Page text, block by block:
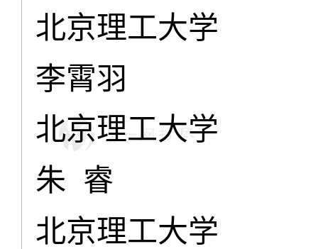
北京理工大学
李霄羽
北京理工大学
朱 睿
北京理工大学